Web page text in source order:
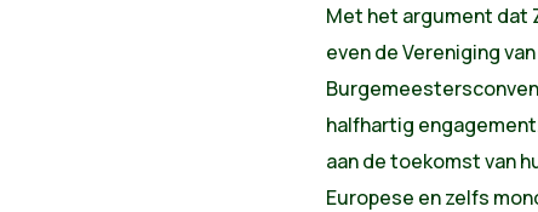
Met het argument dat
even de Vereniging
halfhartig
aan de toekomst van
Europese en zelfs